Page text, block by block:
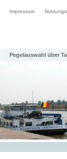
Impressum
Pegelauswahl über